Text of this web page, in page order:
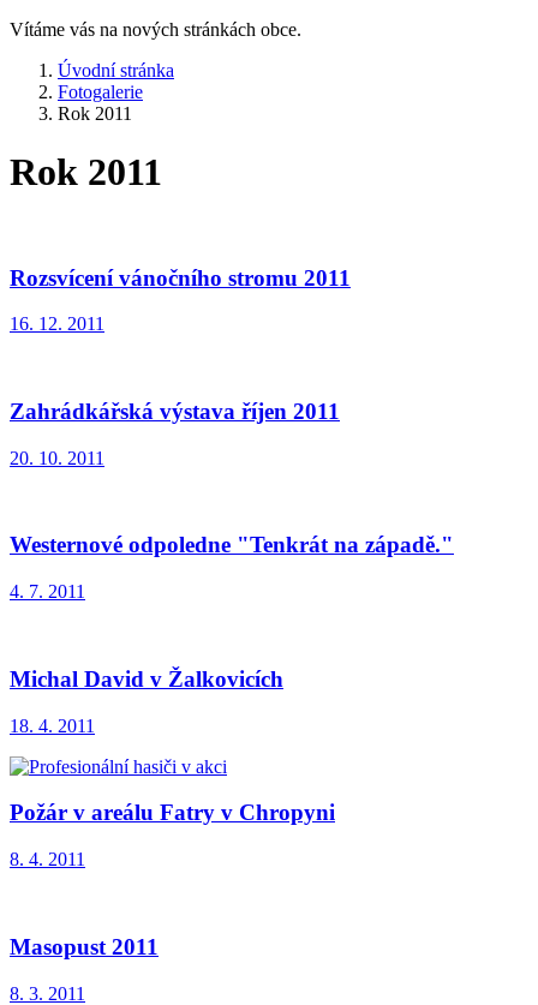
Vítáme vás na nových stránkách obce.
Úvodní stránka
Fotogalerie
Rok 2011
Rok 2011
Rozsvícení vánočního stromu 2011
16. 12. 2011
Zahrádkářská výstava říjen 2011
20. 10. 2011
Westernové odpoledne "Tenkrát na západě."
4. 7. 2011
Michal David v Žalkovicích
18. 4. 2011
Požár v areálu Fatry v Chropyni
8. 4. 2011
Masopust 2011
8. 3. 2011